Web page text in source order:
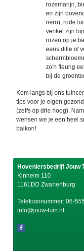
rozemarijn,
en zijn
nero), rode
venkel zijn
rozen op je
eens dille of
zo'n fleurig
bij de
Kom langs bij ons
tips voor je eigen
(zelfs op drie hoog).
wensen we je een heel
balkon!
Hoveniersbedrijf Jouw
Kinheim 110
1161DD Zwanenburg
Telefoonnummer: 06-
info@jouw-tuin.nl